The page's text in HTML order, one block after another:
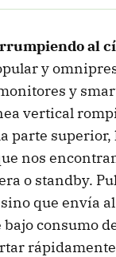
al
y
y
vertical
parte
nos
o standby.
que envía
consumo